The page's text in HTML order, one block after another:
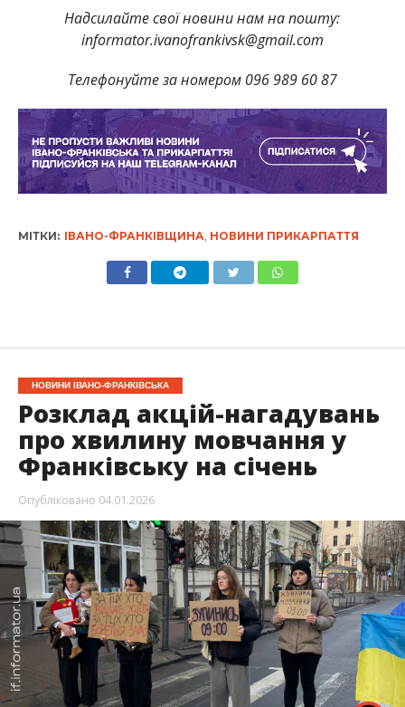
Надсилайте свої новини нам на пошту:
informator.ivanofrankivsk@gmail.com
Телефонуйте за номером 096 989 60 87
МІТКИ: ІВАНО-ФРАНКІВЩИНА НОВИНИ ПРИКАРПАТТЯ
НОВИНИ ІВАНО-ФРАНКІВСЬКА
Розклад акцій-нагадувань
про хвилину мовчання у
Франківську на січень
Опубліковано 04.01.2026